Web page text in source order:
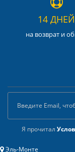
14 ДНЕЙ
на возврат и
Я прочитал
Эль-Монте